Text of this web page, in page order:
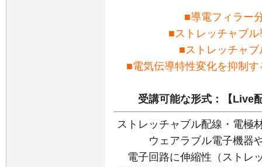
■導電フィラー
■ストレッチャブ
■ストレッチャ
■電気伝導特性変化を抑制
受講可能な形式：【Live
ストレッチャブル配線・電極
ウェアラブル電子機器
電子回路に伸縮性（ストレ